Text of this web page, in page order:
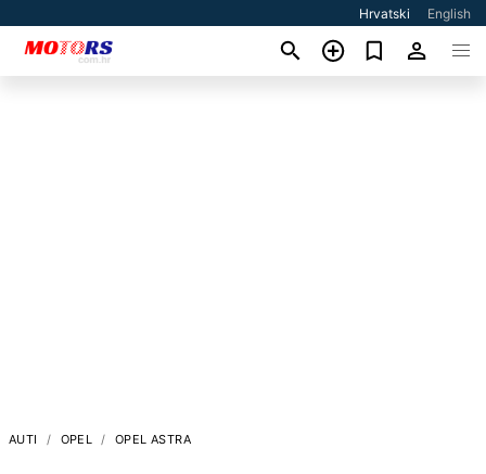
Hrvatski English
AUTI OPEL OPEL ASTRA